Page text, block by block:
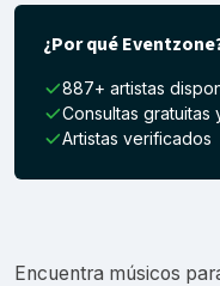
¿Por qué
887+ artistas
Consultas gratuitas
Artistas verificados
Encuentra músicos